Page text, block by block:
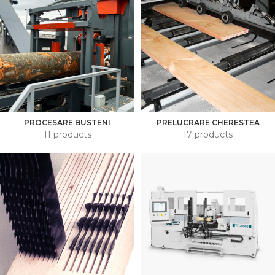
PROCESARE BUSTENI
11 products
PRELUCRARE CHERESTEA
17 products